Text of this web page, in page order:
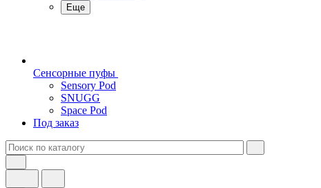
Еще
Сенсорные пуфы
Sensory Pod
SNUGG
Space Pod
Под заказ